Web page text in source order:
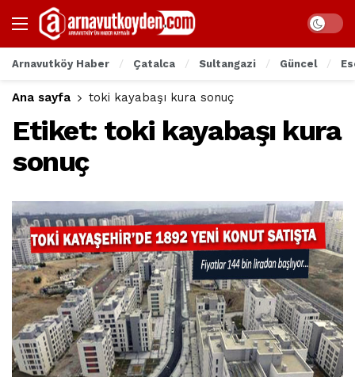
Arnavutköy Haber Çatalca Sultangazi Güncel
Ana sayfa toki kayabaşı kura sonuç
Etiket: toki kayabaşı kura
sonuç